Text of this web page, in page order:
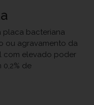
placa bacteriana
ou agravamento da
com elevado poder
0,2% de